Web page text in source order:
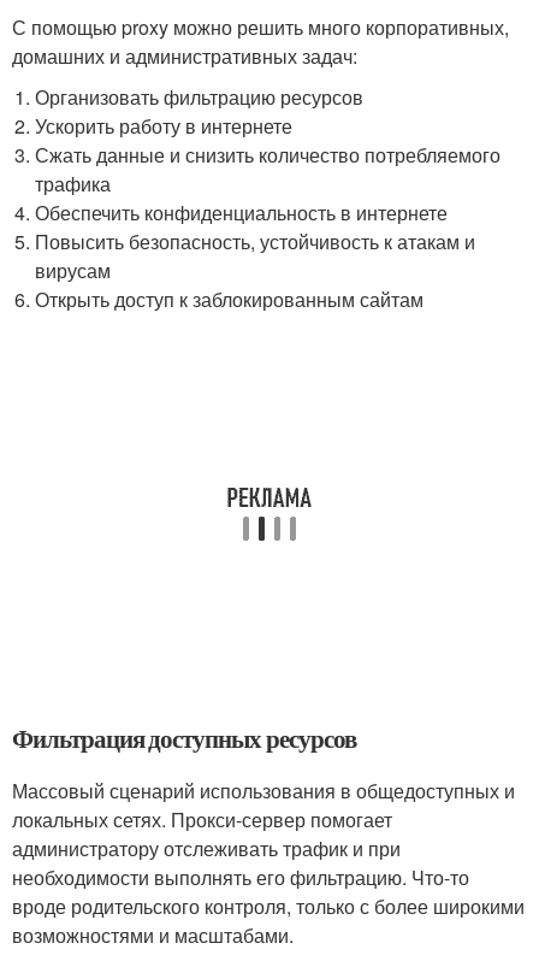
С помощью proxy можно решить много корпоративных,
домашних и административных задач:
Организовать фильтрацию ресурсов
Ускорить работу в интернете
Сжать данные и снизить количество потребляемого
трафика
Обеспечить конфиденциальность в интернете
Повысить безопасность, устойчивость к атакам и
вирусам
Открыть доступ к заблокированным сайтам
Фильтрация доступных ресурсов
Массовый сценарий использования в общедоступных и
локальных сетях. Прокси-сервер помогает
администратору отслеживать трафик и при
необходимости выполнять его фильтрацию. Что-то
вроде родительского контроля, только с более широкими
возможностями и масштабами.